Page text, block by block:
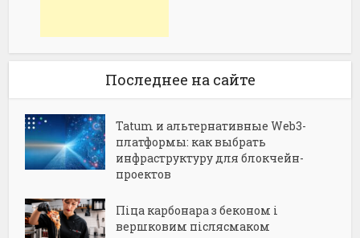
Последнее на сайте
Tatum и альтернативные Web3-
платформы: как выбрать
инфраструктуру для блокчейн-
проектов
Піца карбонара з беконом і
вершковим післясмаком